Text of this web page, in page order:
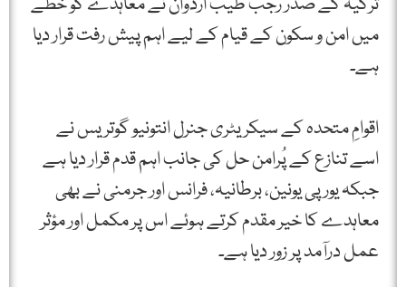
میں امن و سکون کے قیام کے لیے اہم پیش رفت قرار دیا
ہے۔
اقوامِ متحدہ کے سیکریٹری جنرل انتونیو گوتریس نے
اسے تنازع کے پُرامن حل کی جانب اہم قدم قرار دیا ہے
جبکہ یورپی یونین، برطانیہ، فرانس اور جرمنی نے بھی
معاہدے کا خیر مقدم کرتے ہوئے اس پر مکمل اور مؤثر
عمل درآمد پر زور دیا ہے۔